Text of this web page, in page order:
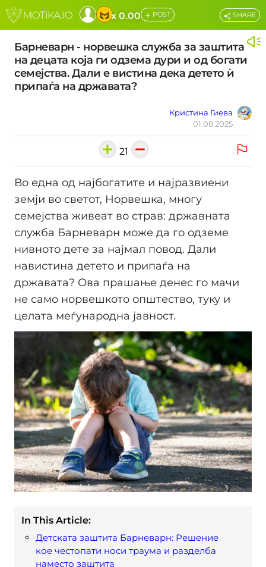
x 0.00 + POST
Барневарн - норвешка служба за заштита
на децата која ги одзема дури и од богати
семејства. Дали е вистина дека детето ѝ
припаѓа на државата?
Кристина Гиева
01.08.2025
SHARE
21
Во една од најбогатите и најразвиени
земји во светот, Норвешка, многу
семејства живеат во страв: државната
служба Барневарн може да го одземе
нивното дете за најмал повод. Дали
навистина детето и припаѓа на
државата? Ова прашање денес го мачи
не само норвешкото општество, туку и
целата меѓународна јавност.
In This Article:
Детската заштита Барневарн: Решение
кое честопати носи траума и разделба
наместо заштита